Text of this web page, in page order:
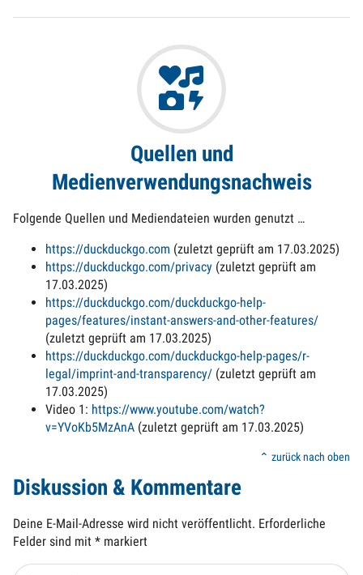
Quellen und
Medienverwendungsnachweis
Folgende Quellen und Mediendateien wurden genutzt …
https://duckduckgo.com (zuletzt geprüft am 17.03.2025)
https://duckduckgo.com/privacy (zuletzt geprüft am
17.03.2025)
https://duckduckgo.com/duckduckgo-help-
pages/features/instant-answers-and-other-features/
(zuletzt geprüft am 17.03.2025)
https://duckduckgo.com/duckduckgo-help-pages/r-
legal/imprint-and-transparency/ (zuletzt geprüft am
17.03.2025)
Video 1: https://www.youtube.com/watch?
v=YVoKb5MzAnA (zuletzt geprüft am 17.03.2025)
⌃ zurück nach oben
Diskussion & Kommentare
Deine E-Mail-Adresse wird nicht veröffentlicht. Erforderliche
Felder sind mit * markiert